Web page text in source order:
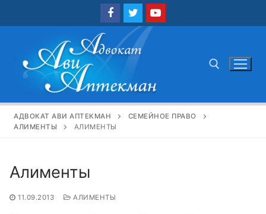
Найти:
АДВОКАТ АВИ АПТЕКМАН
СЕМЕЙНОЕ ПРАВО
АЛИМЕНТЫ
АЛИМЕНТЫ
Алименты
11.09.2013 АЛИМЕНТЫ